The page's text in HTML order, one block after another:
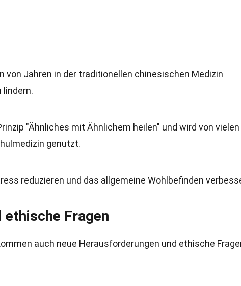
von Jahren in der traditionellen chinesischen Medizin
lindern.
"Ähnliches mit Ähnlichem heilen" und wird von vielen
genutzt.
reduzieren und das allgemeine Wohlbefinden
ethische Fragen
auch neue Herausforderungen und ethische